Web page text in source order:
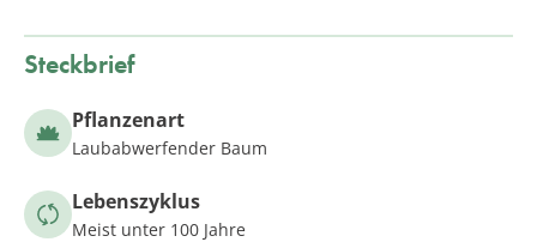
Steckbrief
Pflanzenart
Laubabwerfender Baum
Lebenszyklus
Meist unter 100 Jahre